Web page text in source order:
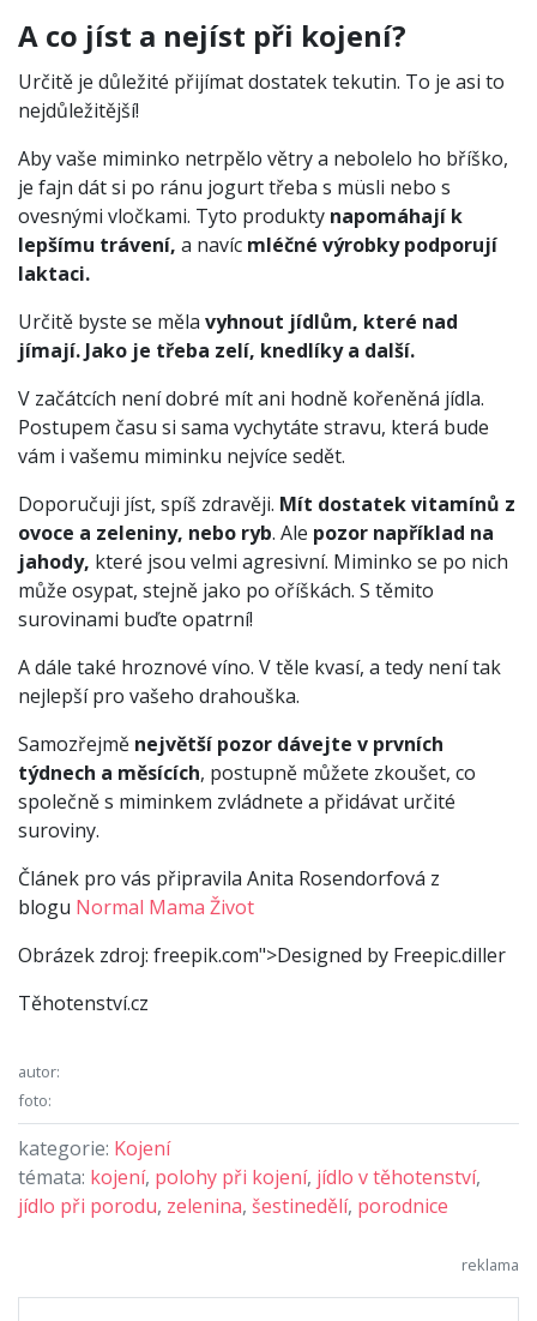
A co jíst a nejíst při kojení?
Určitě je důležité přijímat dostatek tekutin. To je asi to
nejdůležitější!
Aby vaše miminko netrpělo větry a nebolelo ho bříško,
je fajn dát si po ránu jogurt třeba s müsli nebo s
ovesnými vločkami. Tyto produkty napomáhají k
lepšímu trávení, a navíc mléčné výrobky podporují
laktaci.
Určitě byste se měla vyhnout jídlům, které nad
jímají. Jako je třeba zelí, knedlíky a další.
V začátcích není dobré mít ani hodně kořeněná jídla.
Postupem času si sama vychytáte stravu, která bude
vám i vašemu miminku nejvíce sedět.
Doporučuji jíst, spíš zdravěji. Mít dostatek vitamínů z
ovoce a zeleniny, nebo ryb. Ale pozor například na
jahody, které jsou velmi agresivní. Miminko se po nich
může osypat, stejně jako po oříškách. S těmito
surovinami buďte opatrní!
A dále také hroznové víno. V těle kvasí, a tedy není tak
nejlepší pro vašeho drahouška.
Samozřejmě největší pozor dávejte v prvních
týdnech a měsících, postupně můžete zkoušet, co
společně s miminkem zvládnete a přidávat určité
suroviny.
Článek pro vás připravila Anita Rosendorfová z
blogu Normal Mama Život
Obrázek zdroj: freepik.com">Designed by Freepic.diller
Těhotenství.cz
autor:
foto:
kategorie: Kojení
témata: kojení, polohy při kojení, jídlo v těhotenství,
jídlo při porodu, zelenina, šestinedělí, porodnice